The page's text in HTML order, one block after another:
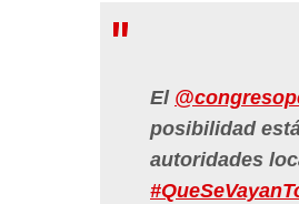
El
posibilidad
autoridades